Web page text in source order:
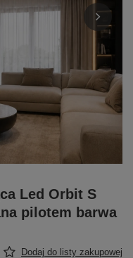
Led Orbit S
pilotem barwa
Dodaj do listy zakupowej